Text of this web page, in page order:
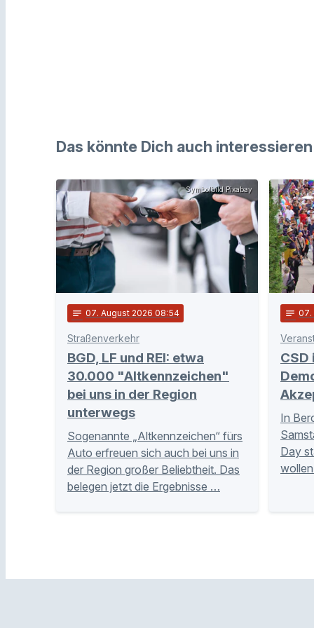
Das könnte Dich auch interessieren
Symbolbild Pixabay
notes 07. August 2026 08:54
Straßenverkehr
BGD, LF und REI: etwa
30.000 "Altkennzeichen"
bei uns in der Region
unterwegs
Sogenannte „Altkennzeichen“ fürs
Auto erfreuen sich auch bei uns in
der Region großer Beliebtheit. Das
belegen jetzt die Ergebnisse …
notes 07
CSD
In
Day